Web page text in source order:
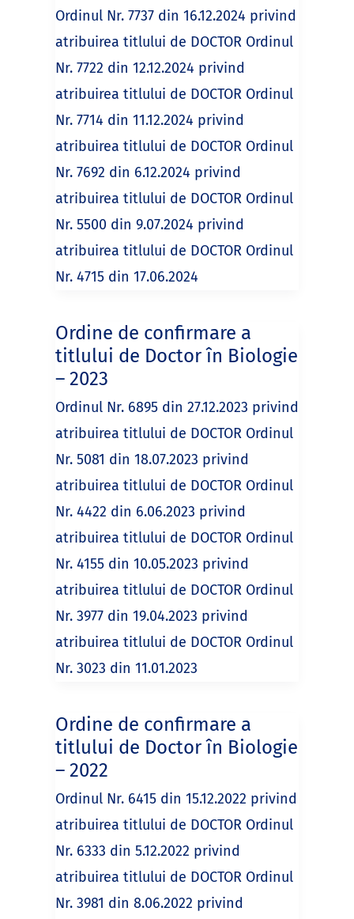
Ordinul Nr. 7737 din 16.12.2024 privind
atribuirea titlului de DOCTOR Ordinul
Nr. 7722 din 12.12.2024 privind
atribuirea titlului de DOCTOR Ordinul
Nr. 7714 din 11.12.2024 privind
atribuirea titlului de DOCTOR Ordinul
Nr. 7692 din 6.12.2024 privind
atribuirea titlului de DOCTOR Ordinul
Nr. 5500 din 9.07.2024 privind
atribuirea titlului de DOCTOR Ordinul
Nr. 4715 din 17.06.2024
Ordine de confirmare a
titlului de Doctor în Biologie
– 2023
Ordinul Nr. 6895 din 27.12.2023 privind
atribuirea titlului de DOCTOR Ordinul
Nr. 5081 din 18.07.2023 privind
atribuirea titlului de DOCTOR Ordinul
Nr. 4422 din 6.06.2023 privind
atribuirea titlului de DOCTOR Ordinul
Nr. 4155 din 10.05.2023 privind
atribuirea titlului de DOCTOR Ordinul
Nr. 3977 din 19.04.2023 privind
atribuirea titlului de DOCTOR Ordinul
Nr. 3023 din 11.01.2023
Ordine de confirmare a
titlului de Doctor în Biologie
– 2022
Ordinul Nr. 6415 din 15.12.2022 privind
atribuirea titlului de DOCTOR Ordinul
Nr. 6333 din 5.12.2022 privind
atribuirea titlului de DOCTOR Ordinul
Nr. 3981 din 8.06.2022 privind